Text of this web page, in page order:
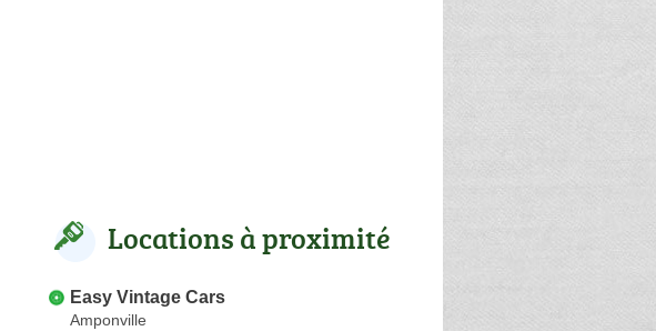
Locations à proximité
Easy Vintage Cars
Amponville